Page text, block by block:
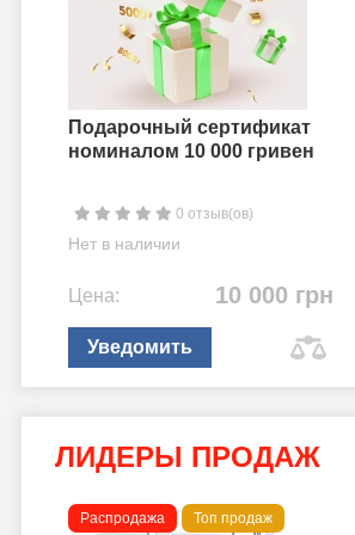
Подарочный сертификат
номиналом 10 000 гривен
0 отзыв(ов)
Нет в наличии
Цена: 10 000 грн
Уведомить
ЛИДЕРЫ ПРОДАЖ
Распродажа Топ продаж